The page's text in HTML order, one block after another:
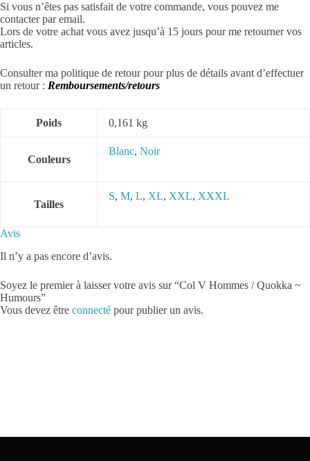
Si vous n’êtes pas satisfait de votre commande, vous pouvez me
contacter par email.
Lors de votre achat vous avez jusqu’à 15 jours pour me retourner vos
articles.
Consulter ma politique de retour pour plus de détails avant d’effectuer
un retour : Remboursements/retours
Poids 0,161 kg
Couleurs
Blanc, Noir
Tailles
S, M, L, XL, XXL, XXXL
Avis
Il n’y a pas encore d’avis.
Soyez le premier à laisser votre avis sur “Col V Hommes / Quokka ~
Humours”
Vous devez être connecté pour publier un avis.